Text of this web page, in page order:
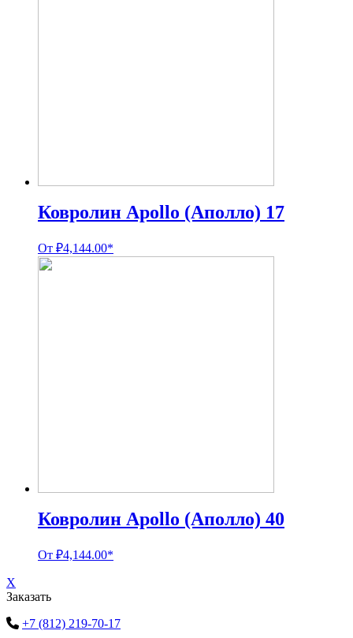
Ковролин Apollo (Аполло) 17
От ₽4,144.00*
Ковролин Apollo (Аполло) 40
От ₽4,144.00*
X
Заказать
+7 (812) 219-70-17